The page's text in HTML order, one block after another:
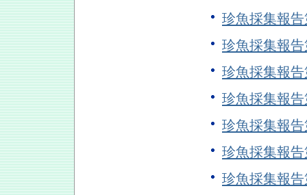
珍魚採集報
珍魚採集報
珍魚採集報
珍魚採集報
珍魚採集報
珍魚採集報
珍魚採集報